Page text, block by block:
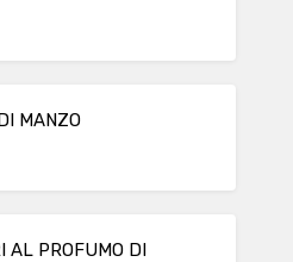
MANZO
AL PROFUMO DI